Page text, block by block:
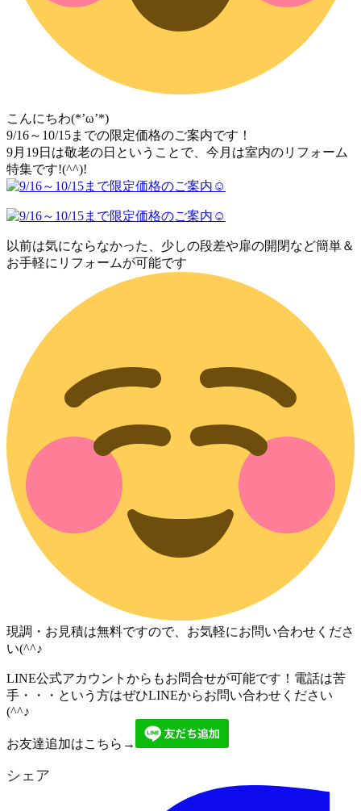
こんにちわ(*’ω’*)
9/16～10/15までの限定価格のご案内です！
9月19日は敬老の日ということで、今月は室内のリフォーム
特集です!(^^)!
以前は気にならなかった、少しの段差や扉の開閉など簡単＆
お手軽にリフォームが可能です
現調・お見積は無料ですので、お気軽にお問い合わせくださ
い(^^♪
LINE公式アカウントからもお問合せが可能です！電話は苦
手・・・という方はぜひLINEからお問い合わせください
(^^♪
お友達追加はこちら→
シェア